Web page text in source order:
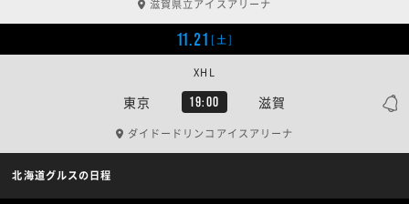
滋賀県立アイスアリーナ
11.21 [土]
東京 19:00 滋賀
XHL
ダイドードリンコアイスアリーナ
北海道グルスの日程